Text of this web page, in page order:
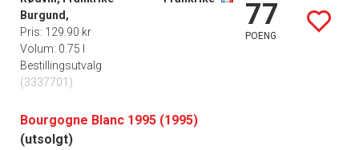
Burgund,
Pris: 129.90 kr
Volum: 0.75 l
Bestillingsutvalg
(3337701)
77
POENG
Bourgogne Blanc 1995 (1995)
(utsolgt)